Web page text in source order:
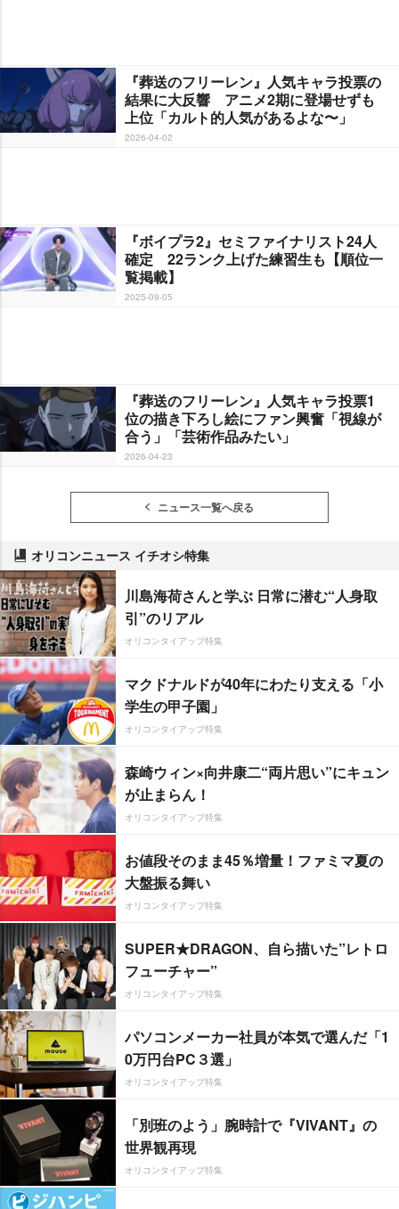
『葬送のフリーレン』人気キャラ投票の
結果に大反響 アニメ2期に登場せずも
上位「カルト的人気があるよな〜」
2026-04-02
『ボイプラ2』セミファイナリスト24人
確定 22ランク上げた練習生も【順位一
覧掲載】
2025-09-05
『葬送のフリーレン』人気キャラ投票1
位の描き下ろし絵にファン興奮「視線が
合う」「芸術作品みたい」
2026-04-23
ニュース一覧へ戻る
オリコンニュース イチオシ特集
川島海荷さんと学ぶ 日常に潜む“人身取
引”のリアル
オリコンタイアップ特集
マクドナルドが40年にわたり支える「小
学生の甲子園」
オリコンタイアップ特集
森崎ウィン×向井康二“両片思い”にキュン
が止まらん！
オリコンタイアップ特集
お値段そのまま45％増量！ファミマ夏の
大盤振る舞い
オリコンタイアップ特集
SUPER★DRAGON、自ら描いた”レトロ
フューチャー”
オリコンタイアップ特集
パソコンメーカー社員が本気で選んだ「1
0万円台PC３選」
オリコンタイアップ特集
「別班のよう」腕時計で『VIVANT』の
世界観再現
オリコンタイアップ特集